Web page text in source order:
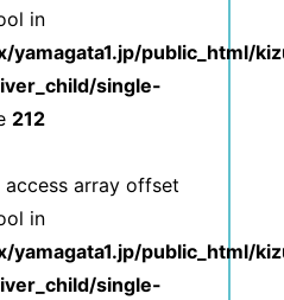
in
yamagata1.jp/public_html/
single-
212
access array offset
in
yamagata1.jp/public_html/
single-